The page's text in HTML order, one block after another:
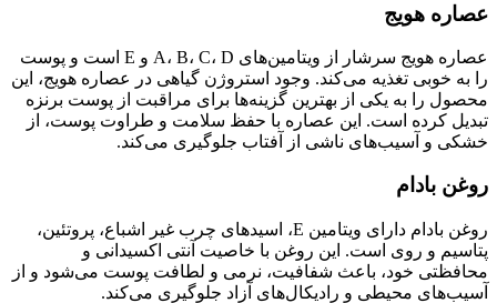
عصاره هویج
عصاره هویج سرشار از ویتامین‌های A، B، C، D و E است و پوست
را به خوبی تغذیه می‌کند. وجود استروژن گیاهی در عصاره هویج، این
محصول را به یکی از بهترین گزینه‌ها برای مراقبت از پوست برنزه
تبدیل کرده است. این عصاره با حفظ سلامت و طراوت پوست، از
خشکی و آسیب‌های ناشی از آفتاب جلوگیری می‌کند.
روغن بادام
روغن بادام دارای ویتامین E، اسیدهای چرب غیر اشباع، پروتئین،
پتاسیم و روی است. این روغن با خاصیت آنتی اکسیدانی و
محافظتی خود، باعث شفافیت، نرمی و لطافت پوست می‌شود و از
آسیب‌های محیطی و رادیکال‌های آزاد جلوگیری می‌کند.